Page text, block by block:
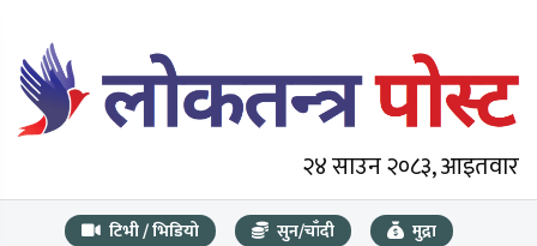
२४ साउन २०८३, आइतवार
टिभी / भिडियो सुन/चाँदी मुद्रा